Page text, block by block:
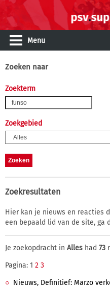
Menu
Zoeken naar
Zoekterm
Zoekgebied
Zoekresultaten
Hier kan je nieuws en reacties
een bepaald lid van de site, ga
Je zoekopdracht in Alles had 73
Pagina: 1 2 3
Nieuws, Definitief: Marzo